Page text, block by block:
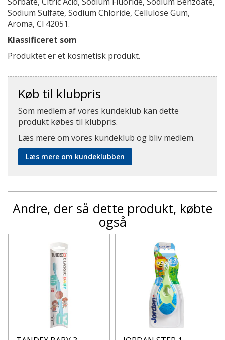
Sodium Sulfate, Sodium Chloride, Cellulose Gum,
Aroma, Cl 42051.
Klassificeret som
Produktet er et kosmetisk produkt.
Køb til klubpris
Som medlem af vores kundeklub kan dette
produkt købes til klubpris.
Læs mere om vores kundeklub og bliv medlem.
Læs mere om kundeklubben
Andre, der så dette produkt, købte
også